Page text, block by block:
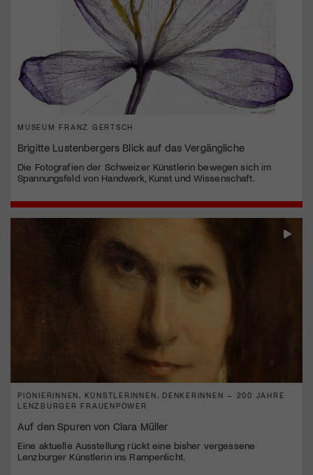
MUSEUM FRANZ GERTSCH
Brigitte Lustenbergers Blick auf das Vergängliche
Die Fotografien der Schweizer Künstlerin bewegen sich im
Spannungsfeld von Handwerk, Kunst und Wissenschaft.
PIONIERINNEN, KÜNSTLERINNEN, DENKERINNEN – 200 JAHRE
LENZBURGER FRAUENPOWER
Auf den Spuren von Clara Müller
Eine aktuelle Ausstellung rückt eine bisher vergessene
Lenzburger Künstlerin ins Rampenlicht.